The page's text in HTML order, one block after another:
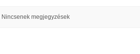
Nincsenek megjegyzések